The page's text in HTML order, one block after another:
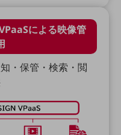
による映像管
・保管・検索・閲